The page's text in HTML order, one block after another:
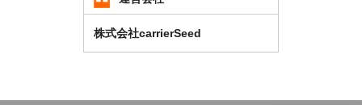
株式会社carrierSeed